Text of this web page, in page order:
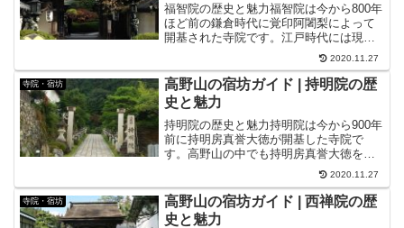
福智院の歴史と魅力福智院は今から800年
ほど前の鎌倉時代に覚印阿闍梨によって
開基された寺院です。江戸時代には現在
の滋賀県を治めていた井伊家をはじめ多
くの諸大名の信仰を集めたため彼らの遺
品などを多く受け継いでおり、中には奈
良時代の物もあります...
2020.11.27
寺院・宿坊
高野山の宿坊ガイド | 持明院の歴
史と魅力
持明院の歴史と魅力持明院は今から900年
前に持明房真誉大徳が開基した寺院で
す。高野山の中でも持明房真誉大徳を擁
する「持流」派の本山として今日まで歴
史を刻んできました。戦国時代から江戸
時代にかけて武家との檀縁を結び、檀家
には伊達家、武田家、土...
2020.11.27
寺院・宿坊
高野山の宿坊ガイド | 西禅院の歴
史と魅力